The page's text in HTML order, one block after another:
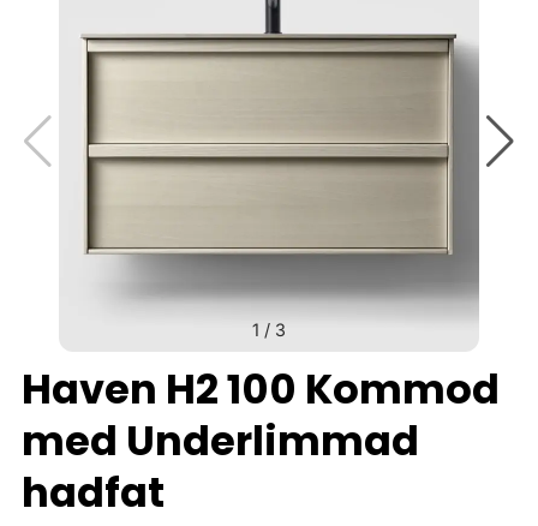
1 / 3
Haven H2 100 Kommod
med Underlimmad
hadfat